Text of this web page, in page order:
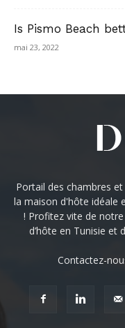
Is Pismo Beach
mai 23, 2022
Portail des chambres
la maison d'hôte idéale
! Profitez vite de
d’hôte en Tunisie et
Contactez-